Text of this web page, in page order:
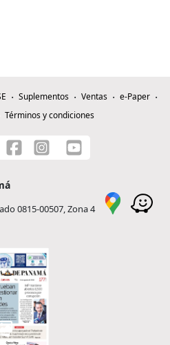
Suplementos Ventas
e-Paper
Términos y condiciones
0815-00507, Zona 4